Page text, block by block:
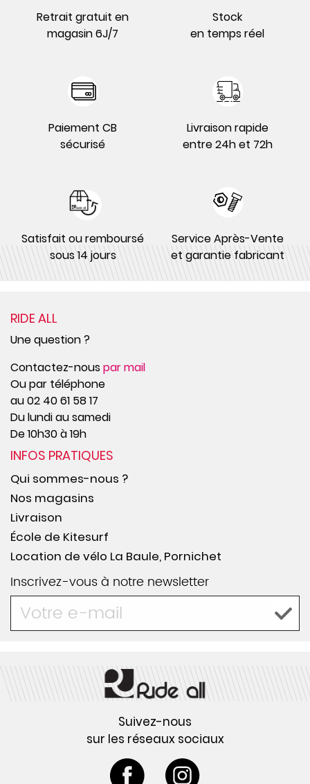
Retrait gratuit en
magasin 6J/7
Stock
en temps réel
Paiement CB
sécurisé
Livraison rapide
entre 24h et 72h
Satisfait ou remboursé
sous 14 jours
Service Après-Vente
et garantie fabricant
RIDE ALL
Une question ?
Contactez-nouspar mail
Ou par téléphone
au 02 40 61 58 17
Du lundi au samedi
De 10h30 à 19h
INFOS PRATIQUES
Qui sommes-nous ?
Nos magasins
Livraison
École de Kitesurf
Location de vélo La Baule, Pornichet
Inscrivez-vous à notre newsletter
Suivez-nous
sur les réseaux sociaux